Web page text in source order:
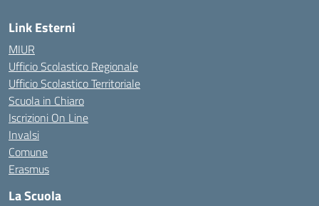
Link Esterni
MIUR
Ufficio Scolastico Regionale
Ufficio Scolastico Territoriale
Scuola in Chiaro
Iscrizioni On Line
Invalsi
Comune
Erasmus
La Scuola